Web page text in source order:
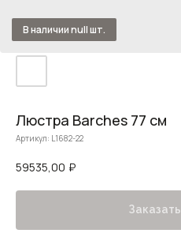
Люстра Barches 77 см
Артикул: L1682-22
59535,00 ₽
Заказать